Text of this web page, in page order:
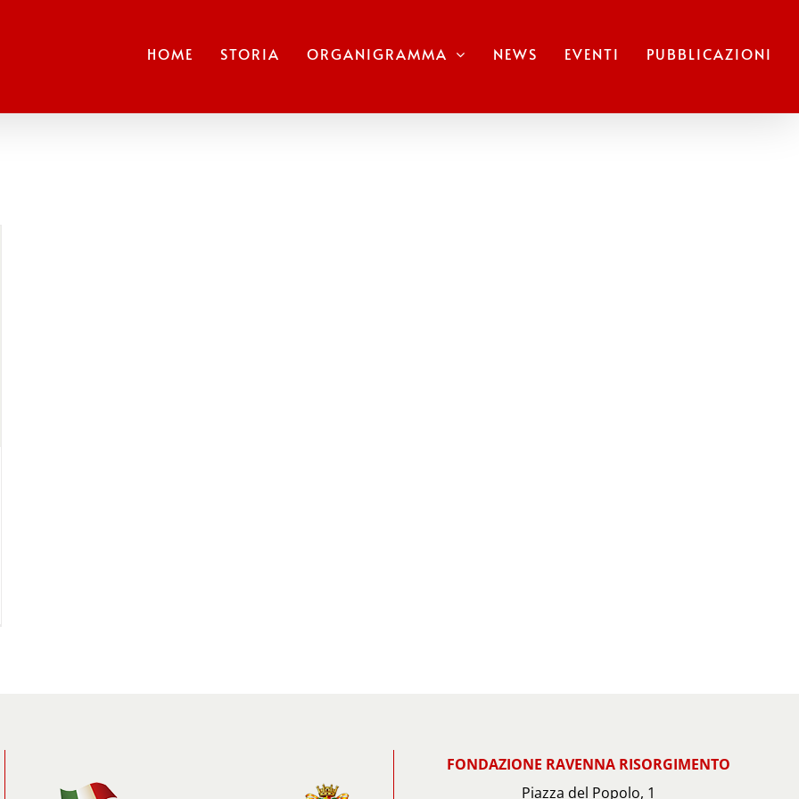
HOME STORIA ORGANIGRAMMA NEWS EVENTI PUBBLICAZIONI
FONDAZIONE RAVENNA RISORGIMENTO
Piazza del Popolo, 1